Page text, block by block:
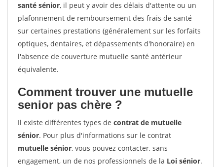
santé sénior, il peut y avoir des délais d'attente ou un
plafonnement de remboursement des frais de santé
sur certaines prestations (généralement sur les forfaits
optiques, dentaires, et dépassements d'honoraire) en
l'absence de couverture mutuelle santé antérieur
équivalente.
Comment trouver une mutuelle
senior pas chère ?
Il existe différentes types de contrat de mutuelle
sénior. Pour plus d'informations sur le contrat
mutuelle sénior, vous pouvez contacter, sans
engagement, un de nos professionnels de la Loi sénior.